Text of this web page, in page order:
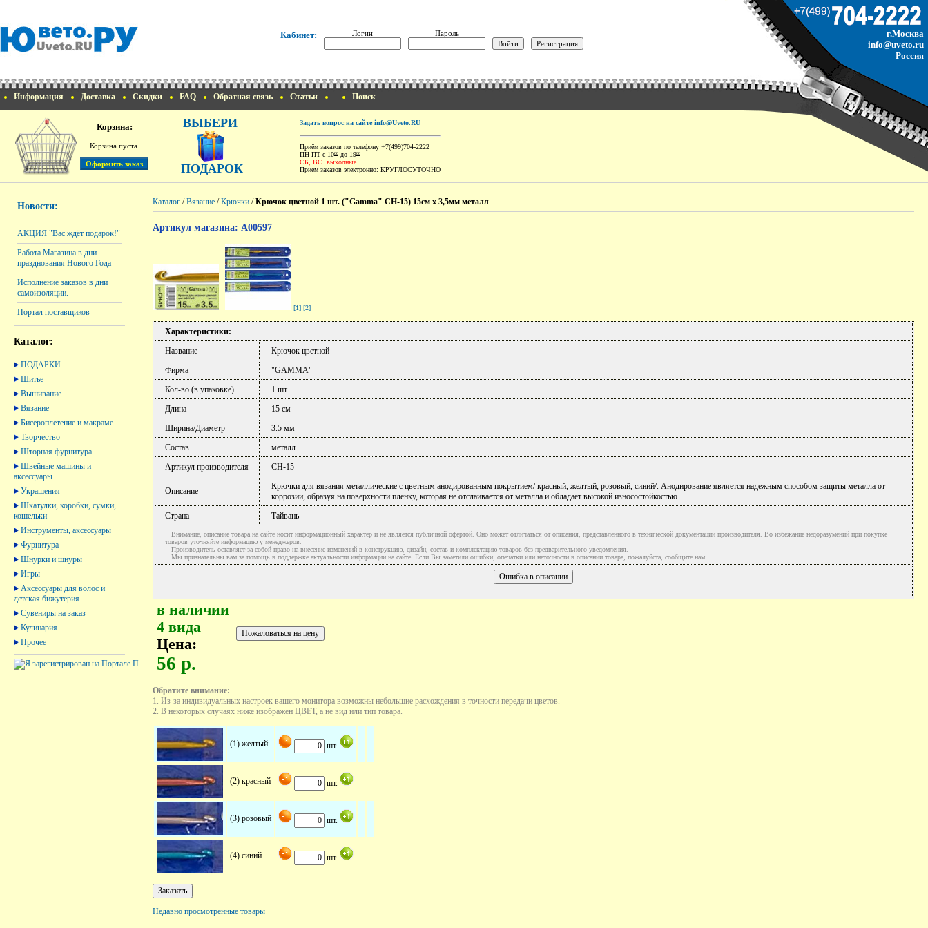
Кабинет: Логин Пароль
г.Москва
info@uveto.ru
Россия
Информация Доставка Скидки FAQ Обратная связь Статьи Поиск
Корзина:
Корзина пуста.
ВЫБЕРИ
ПОДАРОК
Задать вопрос на сайте info@Uveto.RU
Приём заказов по телефону +7(499)704-2222
ПН-ПТ с 1000 до 1900
СБ, ВС выходные
Прием заказов электронно: КРУГЛОСУТОЧНО
Новости:
АКЦИЯ "Вас ждёт подарок!"
Работа Магазина в дни
празднования Нового Года
Исполнение заказов в дни
самоизоляции.
Портал поставщиков
Каталог:
ПОДАРКИ
Шитье
Вышивание
Вязание
Бисероплетение и макраме
Творчество
Шторная фурнитура
Швейные машины и
аксессуары
Украшения
Шкатулки, коробки, сумки,
кошельки
Инструменты, аксессуары
Фурнитура
Шнурки и шнуры
Игры
Аксессуары для волос и
детская бижутерия
Сувениры на заказ
Кулинария
Прочее
Каталог /Вязание /Крючки /Крючок цветной 1 шт. ("Gamma" CH-15) 15см х 3,5мм металл
Артикул магазина: A00597
[1] [2]
Характеристики:
Название
Крючок цветной
Фирма
"GAMMA"
Кол-во (в упаковке)
1 шт
Длина
15 см
Ширина/Диаметр
3.5 мм
Состав
металл
Артикул производителя
CH-15
Описание
Крючки для вязания металлические с цветным анодированным покрытием/ красный, желтый, розовый, синий/. Анодирование является надежным способом защиты металла от
коррозии, образуя на поверхности пленку, которая не отслаивается от металла и обладает высокой износостойкостью
Страна
Тайвань
Внимание, описание товара на сайте носит информационный характер и не является публичной офертой. Оно может отличаться от описания, представленного в технической документации производителя. Во избежание недоразумений при покупке
товаров уточняйте информацию у менеджеров.
Производитель оставляет за собой право на внесение изменений в конструкцию, дизайн, состав и комплектацию товаров без предварительного уведомления.
Мы признательны вам за помощь в поддержке актуальности информации на сайте. Если Вы заметили ошибки, опечатки или неточности в описании товара, пожалуйста, сообщите нам.
в наличии
4 вида
Цена:
56 р.
Обратите внимание:
1. Из-за индивидуальных настроек вашего монитора возможны небольшие расхождения в точности передачи цветов.
2. В некоторых случаях ниже изображен ЦВЕТ, а не вид или тип товара.
(1) желтый шт.
(2) красный шт.
(3) розовый шт.
(4) синий шт.
Недавно просмотренные товары